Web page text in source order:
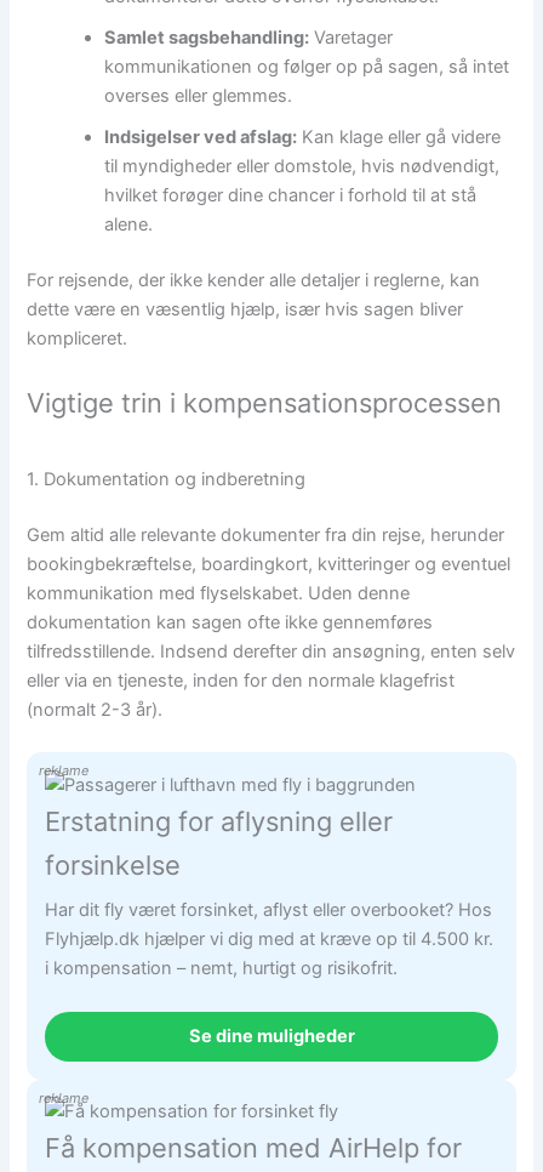
Samlet sagsbehandling: Varetager
kommunikationen og følger op på sagen, så intet
overses eller glemmes.
Indsigelser ved afslag: Kan klage eller gå videre
til myndigheder eller domstole, hvis nødvendigt,
hvilket forøger dine chancer i forhold til at stå
alene.
For rejsende, der ikke kender alle detaljer i reglerne, kan
dette være en væsentlig hjælp, især hvis sagen bliver
kompliceret.
Vigtige trin i kompensationsprocessen
1. Dokumentation og indberetning
Gem altid alle relevante dokumenter fra din rejse, herunder
bookingbekræftelse, boardingkort, kvitteringer og eventuel
kommunikation med flyselskabet. Uden denne
dokumentation kan sagen ofte ikke gennemføres
tilfredsstillende. Indsend derefter din ansøgning, enten selv
eller via en tjeneste, inden for den normale klagefrist
(normalt 2-3 år).
reklame
Erstatning for aflysning eller
forsinkelse
Har dit fly været forsinket, aflyst eller overbooket? Hos
Flyhjælp.dk hjælper vi dig med at kræve op til 4.500 kr.
i kompensation – nemt, hurtigt og risikofrit.
Se dine muligheder
reklame
Få kompensation med AirHelp for